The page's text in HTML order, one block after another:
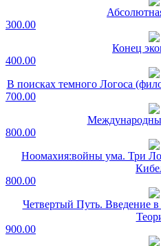
300.00
Конец
400.00
В поисках темного Логоса
700.00
800.00
Ноомахия:войны ума. Три
800.00
Четвертый Путь. Введение
900.00